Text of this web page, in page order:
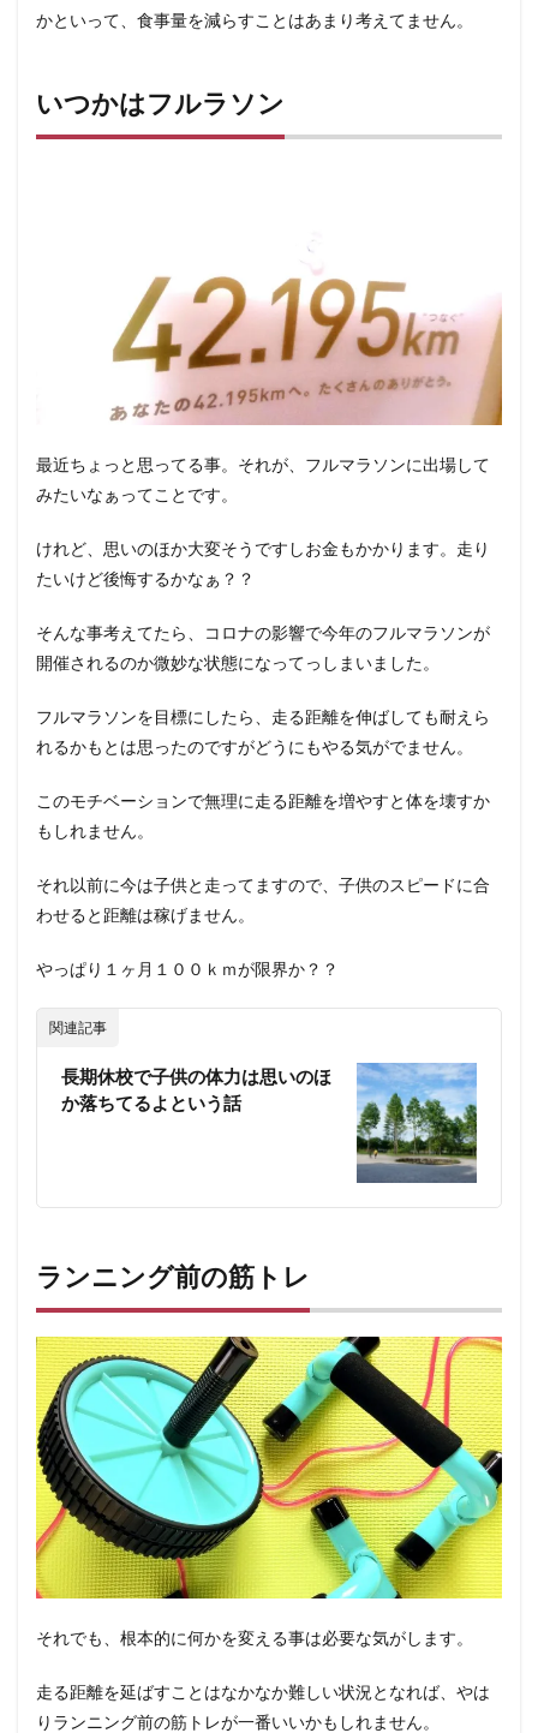
かといって、食事量を減らすことはあまり考えてません。
いつかはフルラソン
最近ちょっと思ってる事。それが、フルマラソンに出場して
みたいなぁってことです。
けれど、思いのほか大変そうですしお金もかかります。走り
たいけど後悔するかなぁ？？
そんな事考えてたら、コロナの影響で今年のフルマラソンが
開催されるのか微妙な状態になってっしまいました。
フルマラソンを目標にしたら、走る距離を伸ばしても耐えら
れるかもとは思ったのですがどうにもやる気がでません。
このモチベーションで無理に走る距離を増やすと体を壊すか
もしれません。
それ以前に今は子供と走ってますので、子供のスピードに合
わせると距離は稼げません。
やっぱり１ヶ月１００ｋｍが限界か？？
関連記事
長期休校で子供の体力は思いのほ
か落ちてるよという話
ランニング前の筋トレ
それでも、根本的に何かを変える事は必要な気がします。
走る距離を延ばすことはなかなか難しい状況となれば、やは
りランニング前の筋トレが一番いいかもしれません。